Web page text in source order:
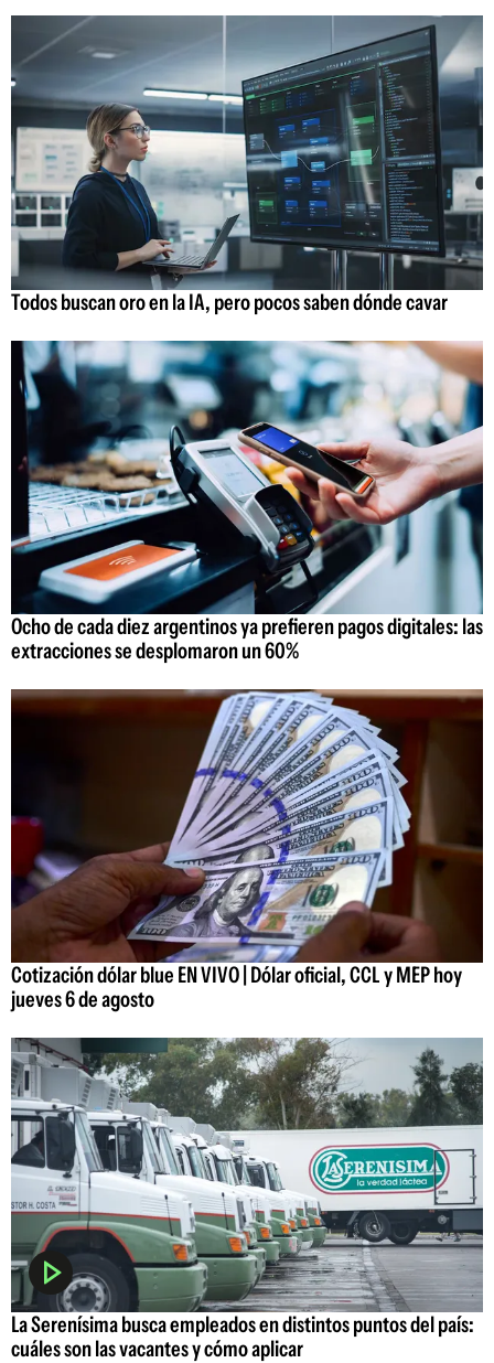
Todos buscan oro en la IA, pero pocos saben dónde cavar
Ocho de cada diez argentinos ya prefieren pagos digitales: las
extracciones se desplomaron un 60%
Cotización dólar blue EN VIVO | Dólar oficial, CCL y MEP hoy
jueves 6 de agosto
La Serenísima busca empleados en distintos puntos del país:
cuáles son las vacantes y cómo aplicar